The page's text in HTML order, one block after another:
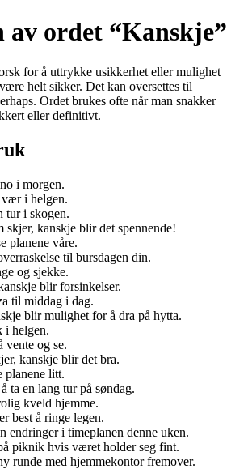
av ordet “Kanskje”
for å uttrykke usikkerhet eller mulighet
helt sikker. Det kan oversettes til
Ordet brukes ofte når man snakker
eller definitivt.
i morgen.
i helgen.
tur i skogen.
skjer, kanskje blir det spennende!
planene våre.
til bursdagen din.
og sjekke.
blir forsinkelser.
til middag i dag.
blir mulighet for å dra på hytta.
i helgen.
vente og se.
kanskje blir det bra.
planene litt.
ta en lang tur på søndag.
kveld hjemme.
best å ringe legen.
endringer i timeplanen denne uken.
piknik hvis været holder seg fint.
runde med hjemmekontor fremover.